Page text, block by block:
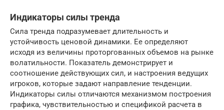
Индикаторы силы тренда
Сила тренда подразумевает длительность и
устойчивость ценовой динамики. Ее определяют
исходя из величины проторгованных объемов на рынке
волатильности. Показатель демонстрирует и
соотношение действующих сил, и настроения ведущих
игроков, которые задают направление тенденции.
Индикаторы силы отличаются механизмом построения
графика, чувствительностью и спецификой расчета в